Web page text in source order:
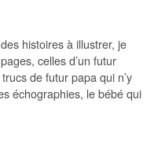
histoires à illustrer, je
celles d’un futur
de futur papa qui n’y
échographies, le bébé qui